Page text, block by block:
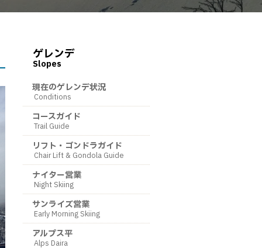
ゲレンデ
Slopes
現在のゲレンデ状況
Conditions
コースガイド
Trail Guide
リフト・ゴンドラガイド
Chair Lift & Gondola Guide
ナイター営業
Night Skiing
サンライズ営業
Early Morning Skiing
アルプス平
Alps Daira